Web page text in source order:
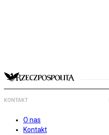
KONTAKT
O nas
Kontakt